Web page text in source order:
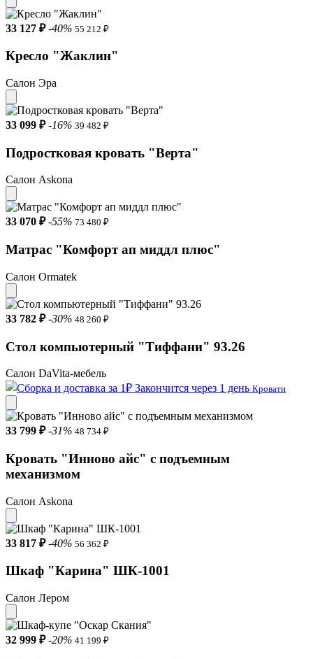
33 127 ₽ -40% 55 212 ₽
Кресло "Жаклин"
Салон Эра
33 099 ₽ -16% 39 482 ₽
Подростковая кровать "Верта"
Салон Askona
33 070 ₽ -55% 73 480 ₽
Матрас "Комфорт ап миддл плюс"
Салон Ormatek
33 782 ₽ -30% 48 260 ₽
Стол компьютерный "Тиффани" 93.26
Салон DaVita-мебель
Закончится через 1 день Кровати
33 799 ₽ -31% 48 734 ₽
Кровать "Инново айс" с подъемным
механизмом
Салон Askona
33 817 ₽ -40% 56 362 ₽
Шкаф "Карина" ШК-1001
Салон Лером
32 999 ₽ -20% 41 199 ₽